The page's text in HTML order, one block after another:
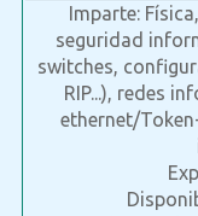
Imparte:
seguridad
switches,
RIP...), redes
ethernet/